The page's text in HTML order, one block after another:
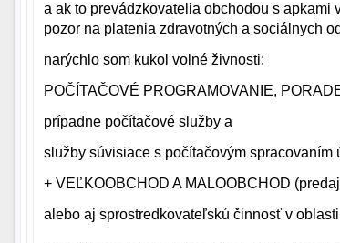
a ak to prevádzkovatelia obchodou s apkami
pozor na platenia zdravotných a sociálnych
narýchlo som kukol volné živnosti:
POČÍTAČOVÉ PROGRAMOVANIE,
prípadne počítačové služby a
služby súvisiace s počítačovým spracovaním
+ VEĽKOOBCHOD A MALOOBCHOD
alebo aj sprostredkovateľskú činnosť v